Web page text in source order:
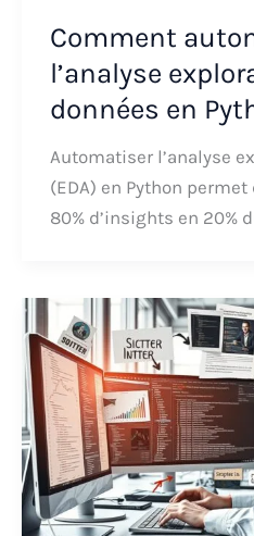
Comment
l’analyse
données en
Automatiser l’analyse
(EDA) en Python permet
80% d’insights en 20%